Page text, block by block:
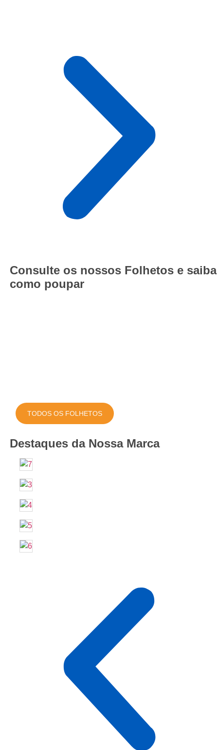
Consulte os nossos Folhetos e saiba
como poupar
TODOS OS FOLHETOS
Destaques da Nossa Marca